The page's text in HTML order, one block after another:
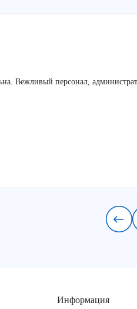
Вежливый персонал,
Информация